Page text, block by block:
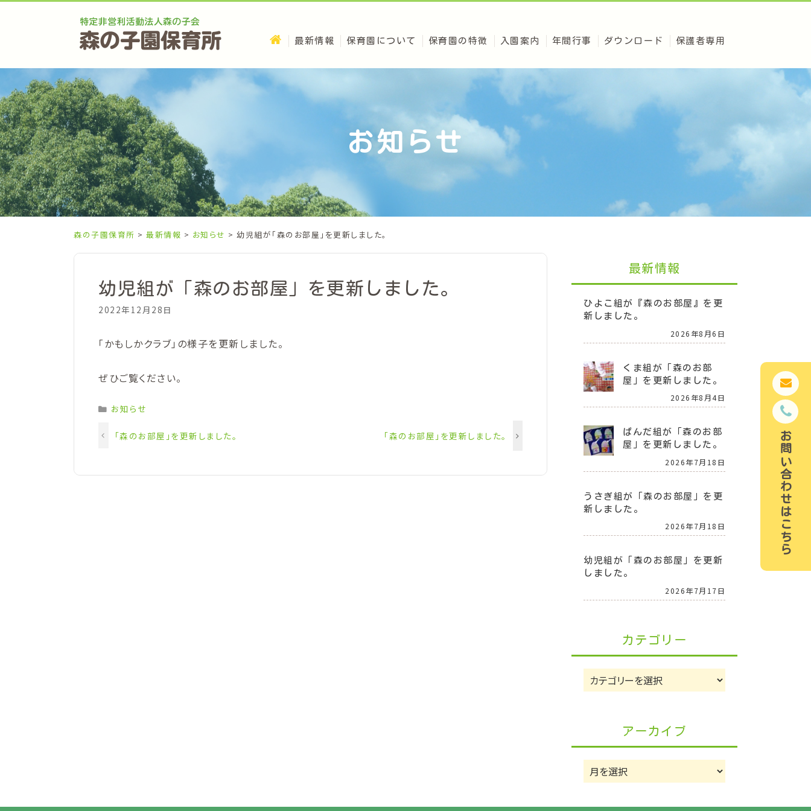
お問い合わせはこちら
最新情報 保育園について 保育園の特徴 入園案内 年間行事 ダウンロード 保護者専用
お知らせ
森の子園保育所 > 最新情報 > お知らせ > 幼児組が「森のお部屋」を更新しました。
幼児組が「森のお部屋」を更新しました。
2022年12月28日
「かもしかクラブ」の様子を更新しました。
ぜひご覧ください。
Categories
お知らせ
「森のお部屋」を更新しました。 「森のお部屋」を更新しました。
最新情報
ひよこ組が『森のお部屋』を更
新しました。
2026年8月6日
くま組が「森のお部
屋」を更新しました。
2026年8月4日
ぱんだ組が「森のお部
屋」を更新しました。
2026年7月18日
うさぎ組が「森のお部屋」を更
新しました。
2026年7月18日
幼児組が「森のお部屋」を更新
しました。
2026年7月17日
カテゴリー
カ
テ
アーカイブ
ア
ー